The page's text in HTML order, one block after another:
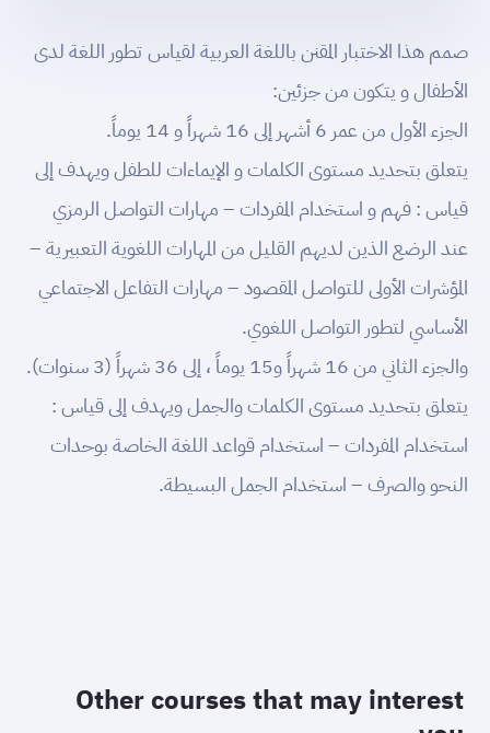
صمم هذا الاختبار المقنن باللغة العربية لقياس تطور اللغة لدى
الأطفال و يتكون من جزئين:
الجزء الأول من عمر 6 أشهر إلى 16 شهراً و 14 يوماً.
يتعلق بتحديد مستوى الكلمات و الإيماءات للطفل ويهدف إلى
قياس : فهم و استخدام المفردات – مهارات التواصل الرمزي
عند الرضع الذين لديهم القليل من المهارات اللغوية التعبيرية –
المؤشرات الأولى للتواصل المقصود – مهارات التفاعل الاجتماعي
الأساسي لتطور التواصل اللغوي.
والجزء الثاني من 16 شهراً و15 يوماً ، إلى 36 شهراً (3 سنوات).
يتعلق بتحديد مستوى الكلمات والجمل ويهدف إلى قياس :
استخدام المفردات – استخدام قواعد اللغة الخاصة بوحدات
النحو والصرف – استخدام الجمل البسيطة.
Other courses that may interest